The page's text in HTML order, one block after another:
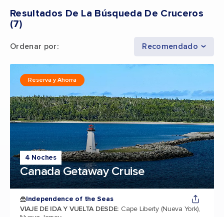
Resultados De La Búsqueda De Cruceros
(7)
Ordenar por: Recomendado
4 Noches
Canada Getaway Cruise
Reserva y Ahorra
Independence of the Seas
VIAJE DE IDA Y VUELTA DESDE: Cape Liberty (Nueva York),